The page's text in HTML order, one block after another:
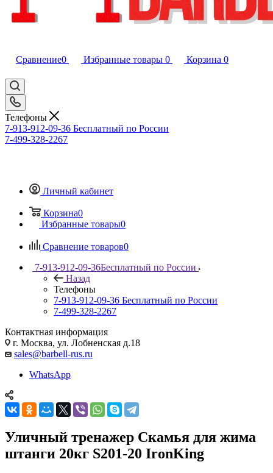
Сравнение0 Избранные товары 0 Корзина 0
Телефоны
7-913-912-09-36 Бесплатный по России
7-499-328-2267
Личный кабинет
Корзина0
Избранные товары0
Сравнение товаров0
7-913-912-09-36Бесплатный по России
Назад
Телефоны
7-913-912-09-36 Бесплатный по России
7-499-328-2267
Контактная информация
г. Москва, ул. Лобненская д.18
sales@barbell-rus.ru
WhatsApp
Уличный тренажер Скамья для жима
штанги 20кг S201-20 IronKing